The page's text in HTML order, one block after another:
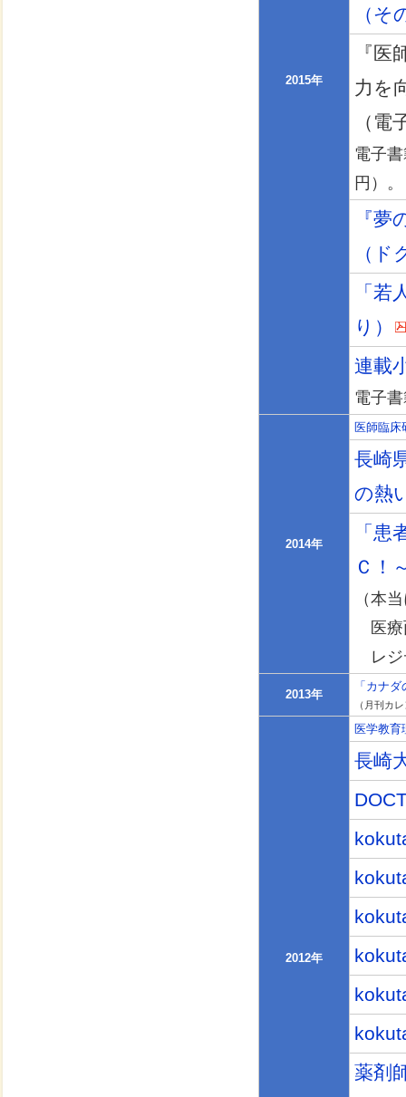
2015年
（
『
力を
（電
電子
円）。
『
（
「
り）
連載
電子
2014年
医師臨床
長崎
の熱
「
Ｃ！
（本
医療
レジ
2013年
「カナ
（月刊カ
2012年
医学教育
長崎
薬剤